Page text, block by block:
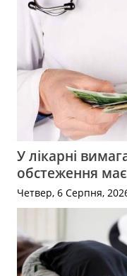
У лікарні
обстеження
Четвер, 6 Серпня,